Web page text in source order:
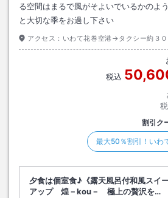
る空間はまるで風がそよいでいるかのよ
と大切な季をお過し下さい
アクセス： いわて花巻空港→タクシー約３
税込
割引ク
最大50％割引！いわ
夕食は個室食♪《露天風呂付和風スイ
アップ 煌－kou－ 極上の贅沢を…